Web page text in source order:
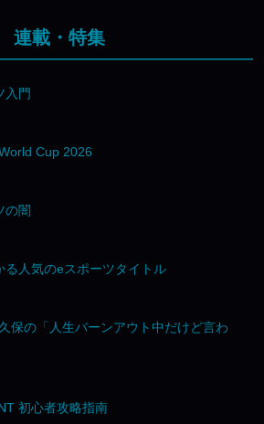
連載・特集